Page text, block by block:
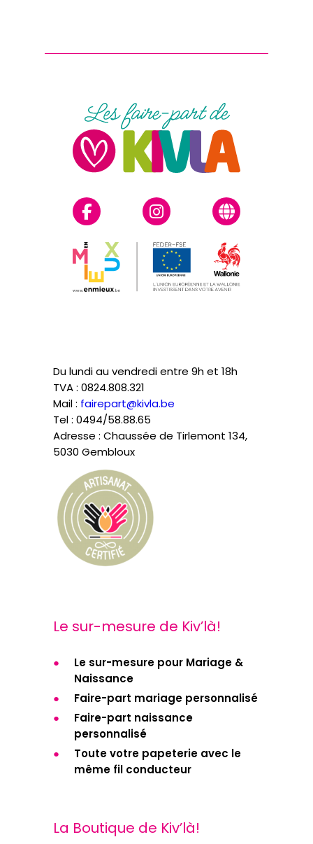
Du lundi au vendredi entre 9h et 18h
TVA : 0824.808.321
Mail : fairepart@kivla.be
Tel : 0494/58.88.65
Adresse : Chaussée de Tirlemont 134,
5030 Gembloux
Le sur-mesure de Kiv’là!
Le sur-mesure pour Mariage &
Naissance
Faire-part mariage personnalisé
Faire-part naissance
personnalisé
Toute votre papeterie avec le
même fil conducteur
La Boutique de Kiv’là!